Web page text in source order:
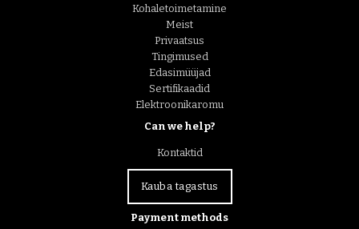
Kohaletoimetamine
Meist
Privaatsus
Tingimused
Edasimüüjad
Sertifikaadid
Elektroonikaromu
Can we help?
Kontaktid
Kauba tagastus
Payment methods